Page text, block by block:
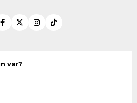
var?